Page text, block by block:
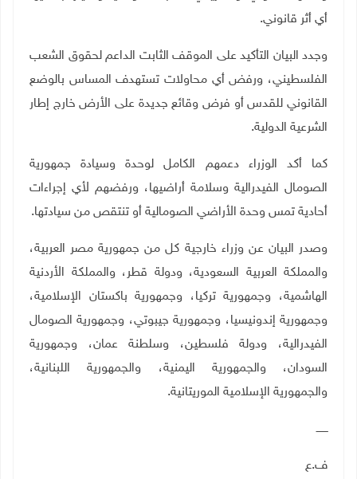
أي أثر قانوني.
وجدد البيان التأكيد على الموقف الثابت الداعم لحقوق الشعب
الفلسطيني، ورفض أي محاولات تستهدف المساس بالوضع
القانوني للقدس أو فرض وقائع جديدة على الأرض خارج إطار
الشرعية الدولية.
كما أكد الوزراء دعمهم الكامل لوحدة وسيادة جمهورية
الصومال الفيدرالية وسلامة أراضيها، ورفضهم لأي إجراءات
أحادية تمس وحدة الأراضي الصومالية أو تنتقص من سيادتها.
وصدر البيان عن وزراء خارجية كل من جمهورية مصر العربية،
والمملكة العربية السعودية، ودولة قطر، والمملكة الأردنية
الهاشمية، وجمهورية تركيا، وجمهورية باكستان الإسلامية،
وجمهورية إندونيسيا، وجمهورية جيبوتي، وجمهورية الصومال
الفيدرالية، ودولة فلسطين، وسلطنة عمان، وجمهورية
السودان، والجمهورية اليمنية، والجمهورية اللبنانية،
والجمهورية الإسلامية الموريتانية.
ـــــــ
ف.ع